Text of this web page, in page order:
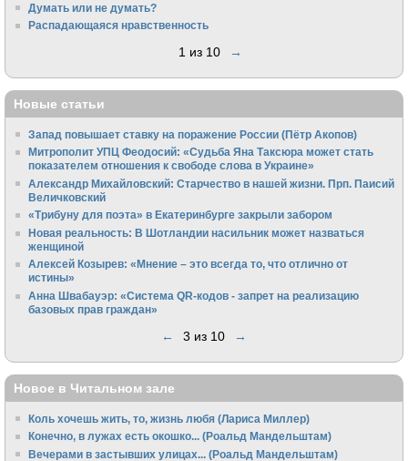
Думать или не думать?
Распадающаяся нравственность
1 из 10 →
Новые статьи
Запад повышает ставку на поражение России (Пётр Акопов)
Митрополит УПЦ Феодосий: «Судьба Яна Таксюра может стать
показателем отношения к свободе слова в Украине»
Алек­сандр Михайловский: Старчество в нашей жизни. Прп. Паисий
Величковский
«Трибуну для поэта» в Екатеринбурге закрыли забором
Новая реальность: В Шотландии насильник может назваться
женщиной
Алексей Козырев: «Мнение – это всегда то, что отлично от
истины»
Анна Швабауэр: «Система QR-кодов - запрет на реализацию
базовых прав граждан»
← 3 из 10 →
Новое в Читальном зале
Коль хочешь жить, то, жизнь любя (Лариса Миллер)
Конечно, в лужах есть окошко... (Роальд Мандельштам)
Вечерами в застывших улицах... (Роальд Мандельштам)